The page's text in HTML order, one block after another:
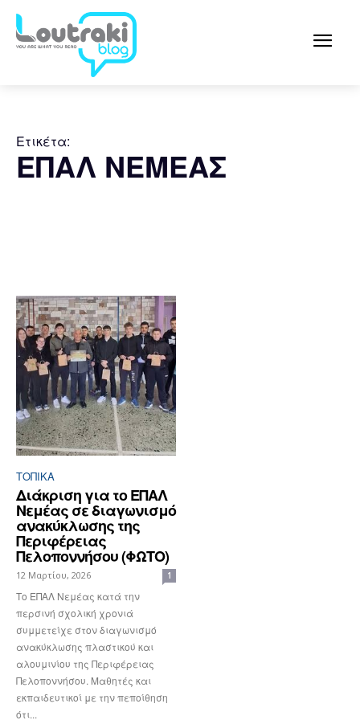
Ετικέτα:
ΕΠΑΛ ΝΕΜΕΑΣ
ΤΟΠΙΚΑ
Διάκριση για το ΕΠΑΛ
Νεμέας σε διαγωνισμό
ανακύκλωσης της
Περιφέρειας
Πελοποννήσου (ΦΩΤΟ)
12 Μαρτίου, 2026 1
Το ΕΠΑΛ Νεμέας κατά την
περσινή σχολική χρονιά
συμμετείχε στον διαγωνισμό
ανακύκλωσης πλαστικού και
αλουμινίου της Περιφέρειας
Πελοποννήσου. Μαθητές και
εκπαιδευτικοί με την πεποίθηση
ότι...